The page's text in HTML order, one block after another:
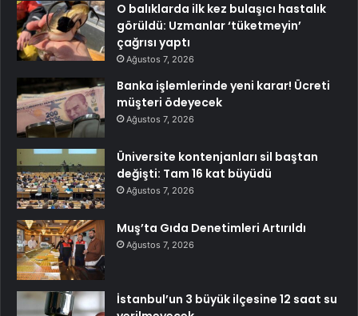
O balıklarda ilk kez bulaşıcı hastalık
görüldü: Uzmanlar ‘tüketmeyin’
çağrısı yaptı
Ağustos 7, 2026
Banka işlemlerinde yeni karar! Ücreti
müşteri ödeyecek
Ağustos 7, 2026
Üniversite kontenjanları sil baştan
değişti: Tam 16 kat büyüdü
Ağustos 7, 2026
Muş’ta Gıda Denetimleri Artırıldı
Ağustos 7, 2026
İstanbul’un 3 büyük ilçesine 12 saat su